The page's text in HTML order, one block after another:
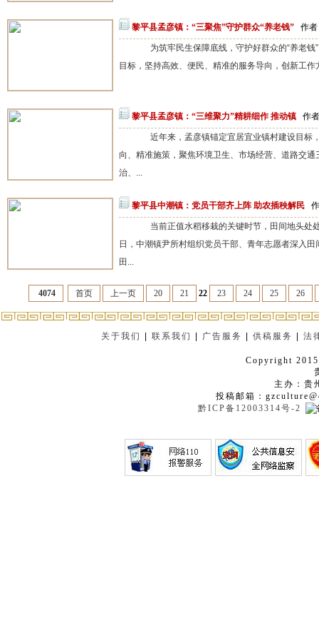
黎平县孟彦镇：“三聚焦”守护群众“养老钱” 作者
为筑牢民生保障底线，守护好群众的“养老钱
目标，坚持高效、便民、精准的服务导向，创新工
黎平县孟彦镇：“三维聚力”精耕细作 推动镇 作
近年来，孟彦镇锚定宜居宜业镇村建设目标
向、精准施策，聚焦环境卫生、市场经营、道路交
治、...
黎平县中潮镇：党员干部齐上阵 助农插秧解民
当前正值水稻移栽的关键时节，田间地头处
日，中潮镇尹所村组织党员干部、青年志愿者深入
田...
4074 首页 上一页 20 21 22 23 24 25 26
关于我们 |联系我们 广告服务 |供稿服务 |法
Copyright
主办：贵
投稿邮箱：
黔ICP备12003314号-2